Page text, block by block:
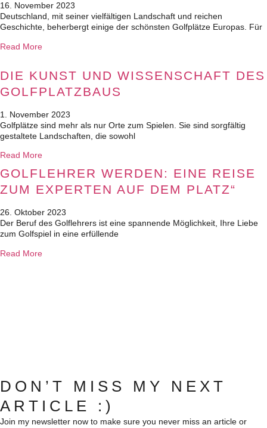
16. November 2023
Deutschland, mit seiner vielfältigen Landschaft und reichen
Geschichte, beherbergt einige der schönsten Golfplätze Europas. Für
Read More
DIE KUNST UND WISSENSCHAFT DES
GOLFPLATZBAUS
1. November 2023
Golfplätze sind mehr als nur Orte zum Spielen. Sie sind sorgfältig
gestaltete Landschaften, die sowohl
Read More
GOLFLEHRER WERDEN: EINE REISE
ZUM EXPERTEN AUF DEM PLATZ“
26. Oktober 2023
Der Beruf des Golflehrers ist eine spannende Möglichkeit, Ihre Liebe
zum Golfspiel in eine erfüllende
Read More
DON’T MISS MY NEXT
ARTICLE :)
Join my newsletter now to make sure you never miss an article or